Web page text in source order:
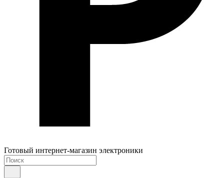
Готовый интернет-магазин электроники